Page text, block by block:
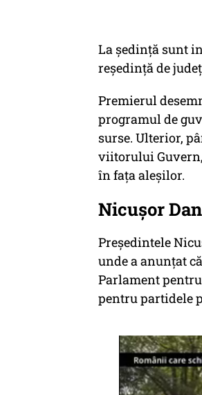
La ședință sunt
reședință de
Premierul
programul de
surse. Ulterior,
viitorului
în fața aleșilor.
Nicușor
Președintele
unde a anunțat
Parlament
pentru partidele